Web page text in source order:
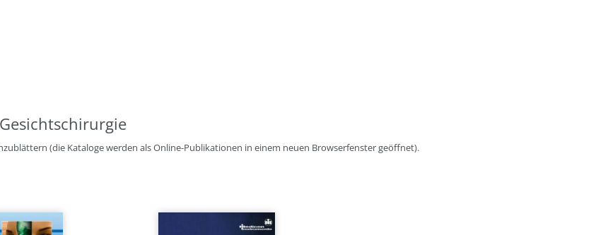
(die Kataloge werden als Online-Publikationen in einem neuen Browserfenster geöffnet).